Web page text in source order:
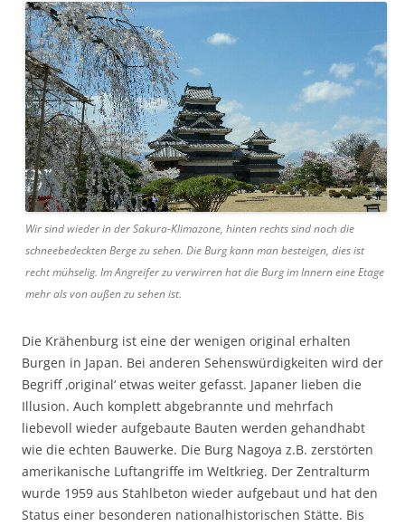
Wir sind wieder in der Sakura-Klimazone, hinten rechts sind noch die
schneebedeckten Berge zu sehen. Die Burg kann man besteigen, dies ist
recht mühselig. Im Angreifer zu verwirren hat die Burg im Innern eine Etage
mehr als von außen zu sehen ist.
Die Krähenburg ist eine der wenigen original erhalten
Burgen in Japan. Bei anderen Sehenswürdigkeiten wird der
Begriff ‚original‘ etwas weiter gefasst. Japaner lieben die
Illusion. Auch komplett abgebrannte und mehrfach
liebevoll wieder aufgebaute Bauten werden gehandhabt
wie die echten Bauwerke. Die Burg Nagoya z.B. zerstörten
amerikanische Luftangriffe im Weltkrieg. Der Zentralturm
wurde 1959 aus Stahlbeton wieder aufgebaut und hat den
Status einer besonderen nationalhistorischen Stätte. Bis